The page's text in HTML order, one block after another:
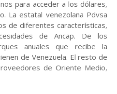
para acceder a los dólares,
La estatal venezolana Pdvsa
de diferentes características,
de Ancap. De los
anuales que recibe la
de Venezuela. El resto de
de Oriente Medio,